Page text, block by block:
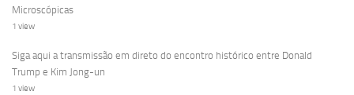
Microscópicas
1 view
Siga aqui a transmissão em direto do encontro histórico entre Donald
Trump e Kim Jong-un
1 view